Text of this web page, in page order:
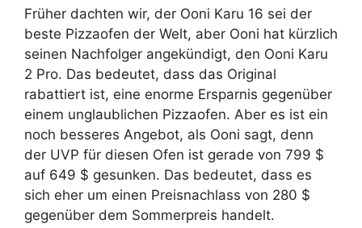
Früher dachten wir, der Ooni Karu 16 sei der
beste Pizzaofen der Welt, aber Ooni hat kürzlich
seinen Nachfolger angekündigt, den Ooni Karu
2 Pro. Das bedeutet, dass das Original
rabattiert ist, eine enorme Ersparnis gegenüber
einem unglaublichen Pizzaofen. Aber es ist ein
noch besseres Angebot, als Ooni sagt, denn
der UVP für diesen Ofen ist gerade von 799 $
auf 649 $ gesunken. Das bedeutet, dass es
sich eher um einen Preisnachlass von 280 $
gegenüber dem Sommerpreis handelt.